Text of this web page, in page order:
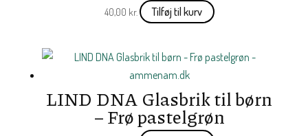
40,00 kr. Tilføj til kurv
LIND DNA Glasbrik til børn
– Frø pastelgrøn